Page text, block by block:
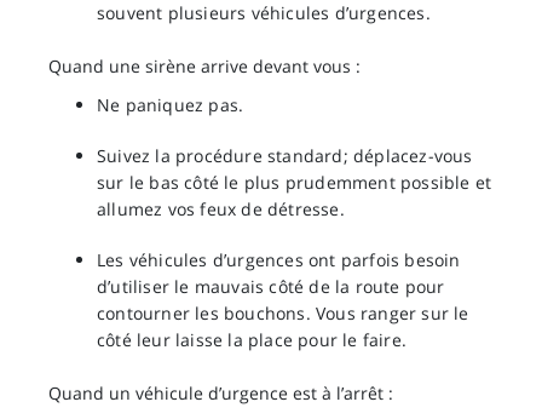
souvent plusieurs véhicules d’urgences.
Quand une sirène arrive devant vous :
Ne paniquez pas.
Suivez la procédure standard; déplacez-vous
sur le bas côté le plus prudemment possible et
allumez vos feux de détresse.
Les véhicules d’urgences ont parfois besoin
d’utiliser le mauvais côté de la route pour
contourner les bouchons. Vous ranger sur le
côté leur laisse la place pour le faire.
Quand un véhicule d’urgence est à l’arrêt :